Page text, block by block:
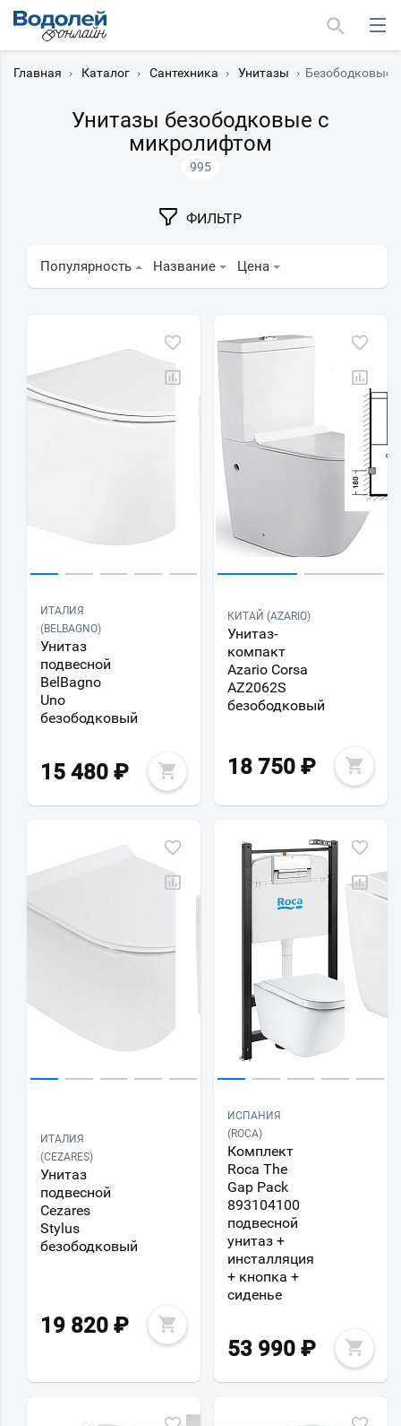
Главная › Каталог › Сантехника › Унитазы › Безободковые
Унитазы безободковые с
микролифтом
995
ФИЛЬТР
Популярность Название Цена
ИТАЛИЯ
(BELBAGNO)
Унитаз
подвесной
BelBagno
Uno
безободковый
15 480 ₽
КИТАЙ (AZARIO)
Унитаз-
компакт
Azario Corsa
AZ2062S
безободковый
18 750 ₽
ИТАЛИЯ
(CEZARES)
Унитаз
подвесной
Cezares
Stylus
безободковый
19 820 ₽
ИСПАНИЯ
(ROCA)
Комплект
Roca The
Gap Pack
893104100
подвесной
унитаз +
инсталляция
+ кнопка +
сиденье
53 990 ₽